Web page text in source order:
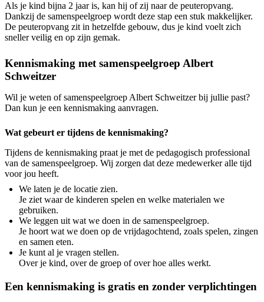
Als je kind bijna 2 jaar is, kan hij of zij naar de peuteropvang.
Dankzij de samenspeelgroep wordt deze stap een stuk makkelijker.
De peuteropvang zit in hetzelfde gebouw, dus je kind voelt zich
sneller veilig en op zijn gemak.
Kennismaking met samenspeelgroep Albert
Schweitzer
Wil je weten of samenspeelgroep Albert Schweitzer bij jullie past?
Dan kun je een kennismaking aanvragen.
Wat gebeurt er tijdens de kennismaking?
Tijdens de kennismaking praat je met de pedagogisch professional
van de samenspeelgroep. Wij zorgen dat deze medewerker alle tijd
voor jou heeft.
We laten je de locatie zien.
Je ziet waar de kinderen spelen en welke materialen we
gebruiken.
We leggen uit wat we doen in de samenspeelgroep.
Je hoort wat we doen op de vrijdagochtend, zoals spelen, zingen
en samen eten.
Je kunt al je vragen stellen.
Over je kind, over de groep of over hoe alles werkt.
Een kennismaking is gratis en zonder verplichtingen